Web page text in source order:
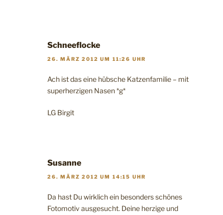
Schneeflocke
26. MÄRZ 2012 UM 11:26 UHR
Ach ist das eine hübsche Katzenfamilie – mit
superherzigen Nasen *g*
LG Birgit
Susanne
26. MÄRZ 2012 UM 14:15 UHR
Da hast Du wirklich ein besonders schönes
Fotomotiv ausgesucht. Deine herzige und